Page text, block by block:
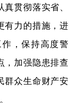
贯彻落实省、
有力的措施，进
，保持高度警
，加强隐患排查
群众生命财产安